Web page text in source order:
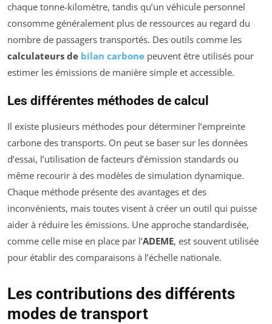
chaque tonne-kilomètre, tandis qu’un véhicule personnel
consomme généralement plus de ressources au regard du
nombre de passagers transportés. Des outils comme les
calculateurs de bilan carbone peuvent être utilisés pour
estimer les émissions de manière simple et accessible.
Les différentes méthodes de calcul
Il existe plusieurs méthodes pour déterminer l’empreinte
carbone des transports. On peut se baser sur les données
d’essai, l’utilisation de facteurs d’émission standards ou
même recourir à des modèles de simulation dynamique.
Chaque méthode présente des avantages et des
inconvénients, mais toutes visent à créer un outil qui puisse
aider à réduire les émissions. Une approche standardisée,
comme celle mise en place par l’ADEME, est souvent utilisée
pour établir des comparaisons à l’échelle nationale.
Les contributions des différents
modes de transport